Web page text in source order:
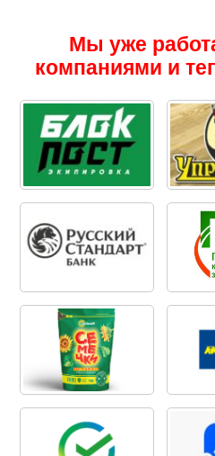
Мы уже
компаниями и